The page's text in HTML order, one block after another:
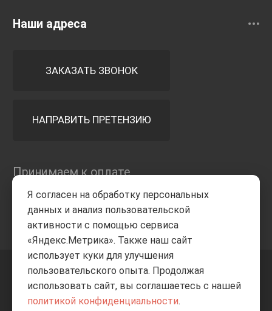
Наши адреса
ЗАКАЗАТЬ ЗВОНОК
НАПРАВИТЬ ПРЕТЕНЗИЮ
Принимаем к оплате
+7 8332205-805 ВВЕРХ
Я согласен на обработку персональных
данных и анализ пользовательской
активности с помощью сервиса
«Яндекс.Метрика». Также наш сайт
использует куки для улучшения
пользовательского опыта. Продолжая
использовать сайт, вы соглашаетесь с нашей
политикой конфиденциальности.